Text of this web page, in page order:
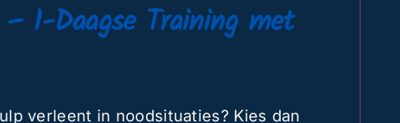
1-Daagse Training met
verleent in noodsituaties? Kies dan